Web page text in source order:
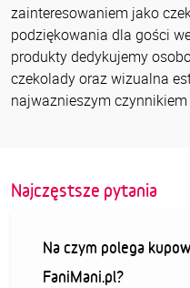
zainteresowaniem jako
podziękowania dla gości
produkty dedykujemy
czekolady oraz wizualna
najwaznieszym
Najczęstsze pytania
Na czym polega
FaniMani.pl?